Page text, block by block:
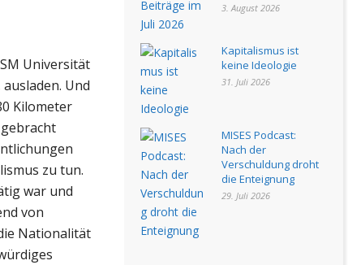
Universität
Und
Kilometer
zu tun.
war und
von
Nationalität
3. August 2026
Kapitalismus ist
keine Ideologie
31. Juli 2026
MISES Podcast:
Nach der
Verschuldung droht
die Enteignung
29. Juli 2026